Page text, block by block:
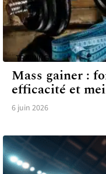
TRAINING
Mass gainer :
efficacité et
6 juin 2026